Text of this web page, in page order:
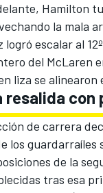
Hamilton
la mala
logró escalar al
del McLaren
liza se alinearon
resalida
de carrera
los guardarraíles
de la
tras esa